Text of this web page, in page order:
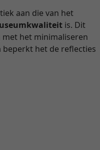
aan die van het
is. Dit
het minimaliseren
het de reflecties